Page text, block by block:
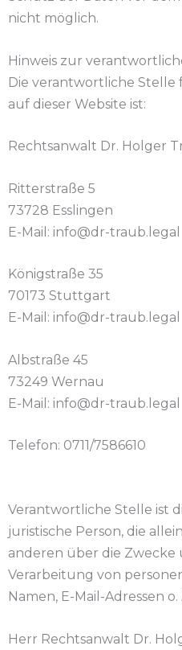
nicht möglich.
Hinweis zur
Die verantwortliche
auf dieser Website ist:
Rechtsanwalt Dr. Holger
Ritterstraße 5
73728 Esslingen
E-Mail: info@dr-traub.legal
Königstraße 35
70173 Stuttgart
E-Mail: info@dr-traub.legal
Albstraße 45
73249 Wernau
E-Mail: info@dr-traub.legal
Telefon: 0711/7586610
Verantwortliche Stelle ist
juristische Person, die
anderen über die Zwecke
Verarbeitung von
Namen, E-Mail-Adressen
Herr Rechtsanwalt Dr.